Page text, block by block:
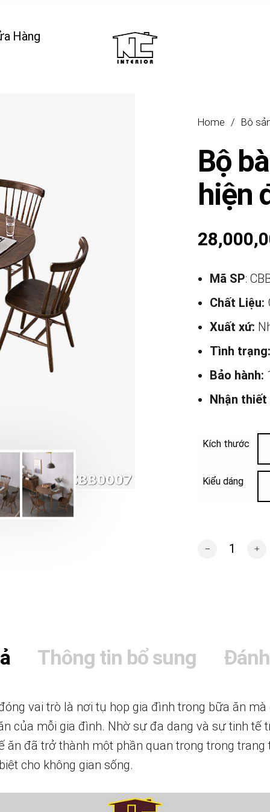
Hàng
Home / Bộ
Bộ
hiện
Mã SP:
Chất Liệu:
Xuất xứ:
Tình trạng:
Bảo hành:
Nhận
Kích thước
Kiểu dáng
Bộ bàn ghế ăn
Thông tin bổ sung
vai trò là nơi tụ họp gia đình trong bữa ăn
của mỗi gia đình. Nhờ sự đa dạng và sự tinh tế
ăn đã trở thành một phần quan trọng trong
cho không gian sống.